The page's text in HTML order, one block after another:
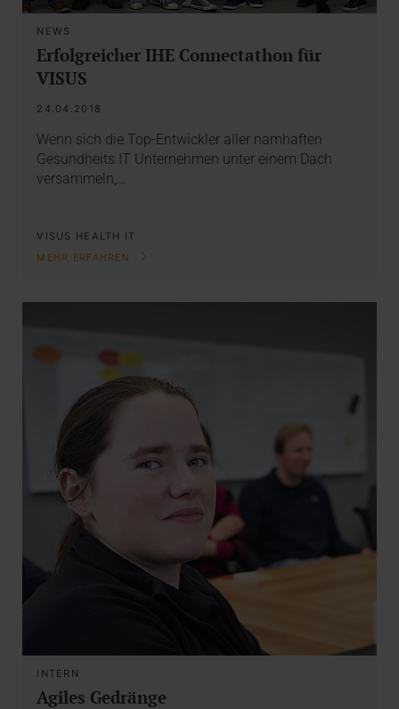
NEWS
Erfolgreicher IHE Connectathon für
VISUS
24.04.2018
Wenn sich die Top-Entwickler aller namhaften
Gesundheits IT Unternehmen unter einem Dach
versammeln,…
VISUS HEALTH IT
MEHR ERFAHREN
INTERN
Agiles Gedränge